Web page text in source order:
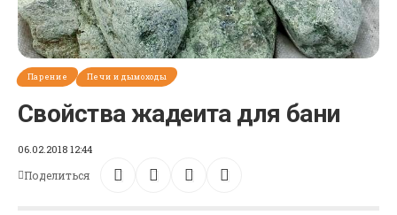
Парение Печи и дымоходы
Свойства жадеита для бани
06.02.2018 12:44
Поделиться